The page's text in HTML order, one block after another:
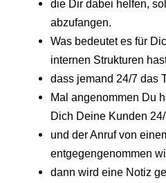
die Dir dabei helfen,
abzufangen.
Was bedeutet es für
internen Strukturen
dass jemand 24/7 das
Mal angenommen Du
Dich Deine Kunden
und der Anruf von
entgegengenommen
dann wird eine Notiz